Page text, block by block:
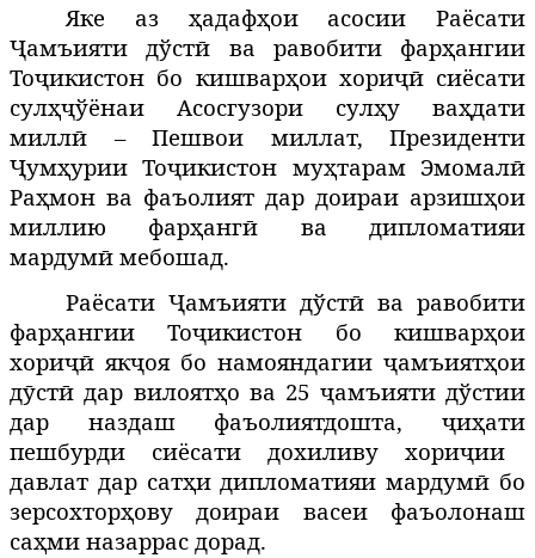
Яке аз ҳадафҳои асосии Раёсати
Ҷамъияти дўстӣ ва равобити фарҳангии
Тоҷикистон бо кишварҳои хориҷӣ сиёсати
сулҳҷўёнаи Асосгузори сулҳу ваҳдати
миллӣ – Пешвои миллат, Президенти
Ҷумҳурии Тоҷикистон муҳтарам Эмомалӣ
Раҳмон ва фаъолият дар доираи арзишҳои
миллию фарҳангӣ ва дипломатияи
мардумӣ мебошад.
РаёсатиҶамъияти дўстӣ ва равобити
фарҳангии Тоҷикистон бо кишварҳои
хориҷӣ якҷоя бо намояндагии ҷамъиятҳои
дӯстӣ дар вилоятҳо ва 25 ҷамъияти дўстии
дар наздаш фаъолиятдошта, ҷиҳати
пешбурди сиёсати дохиливу хориҷии
давлат дар сатҳи дипломатияи мардумӣ бо
зерсохторҳову доираи васеи фаъолонаш
саҳми назаррас дорад.